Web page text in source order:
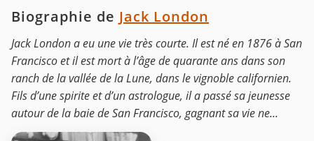
Biographie de Jack London
Jack London a eu une vie très courte. Il est né en 1876 à San
Francisco et il est mort à l’âge de quarante ans dans son
ranch de la vallée de la Lune, dans le vignoble californien.
Fils d’une spirite et d’un astrologue, il a passé sa jeunesse
autour de la baie de San Francisco, gagnant sa vie ne...